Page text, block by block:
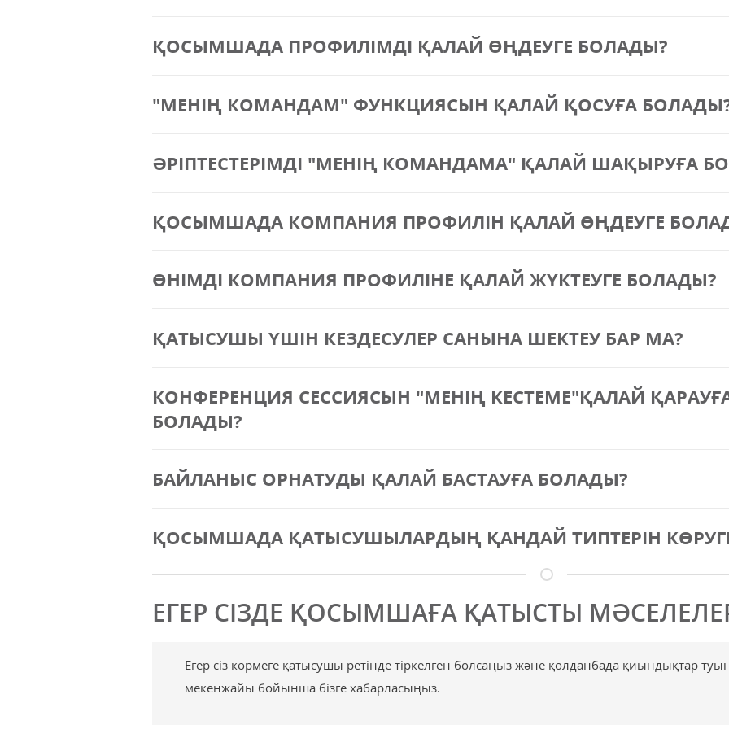
ҚОСЫМШАДА ПРОФИЛІМДІ ҚАЛАЙ ӨҢДЕУГЕ БОЛАДЫ?
"МЕНІҢ КОМАНДАМ" ФУНКЦИЯСЫН ҚАЛАЙ ҚОСУҒА
ӘРІПТЕСТЕРІМДІ "МЕНІҢ КОМАНДАМА" ҚАЛАЙ ШАҚЫРУҒА
ҚОСЫМШАДА КОМПАНИЯ ПРОФИЛІН ҚАЛАЙ ӨҢДЕУГЕ
ӨНІМДІ КОМПАНИЯ ПРОФИЛІНЕ ҚАЛАЙ ЖҮКТЕУГЕ БОЛАДЫ?
ҚАТЫСУШЫ ҮШІН КЕЗДЕСУЛЕР САНЫНА ШЕКТЕУ БАР МА?
КОНФЕРЕНЦИЯ СЕССИЯСЫН "МЕНІҢ КЕСТЕМЕ"ҚАЛАЙ
БОЛАДЫ?
БАЙЛАНЫС ОРНАТУДЫ ҚАЛАЙ БАСТАУҒА БОЛАДЫ?
ҚОСЫМШАДА ҚАТЫСУШЫЛАРДЫҢ ҚАНДАЙ ТИПТЕРІН
ЕГЕР СІЗДЕ ҚОСЫМШАҒА ҚАТЫСТЫ
Егер сіз көрмеге қатысушы ретінде тіркелген болсаңыз және қолданбада қиындықтар
мекенжайы бойынша бізге хабарласыңыз.